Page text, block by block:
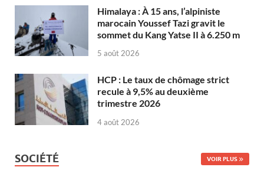
Himalaya : À 15 ans, l’alpiniste
marocain Youssef Tazi gravit le
sommet du Kang Yatse II à 6.250 m
5 août 2026
HCP : Le taux de chômage strict
recule à 9,5% au deuxième
trimestre 2026
4 août 2026
SOCIÉTÉ VOIR PLUS